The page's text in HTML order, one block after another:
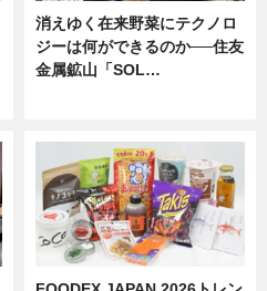
消えゆく在来野菜にテクノロ
ジーは何ができるのか──住友
金属鉱山「SOL…